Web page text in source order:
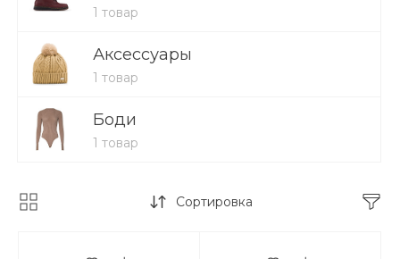
1 товар
Аксессуары
1 товар
Боди
1 товар
Сортировка